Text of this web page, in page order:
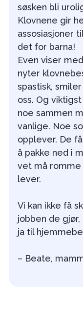
søsken bli
Klovnene gir
assosiasjoner
det for barna!
Even viser
nyter
spastisk,
oss. Og
noe sammen
vanlige. Noe
opplever. De
å pakke ned i
vet må
lever.
Vi kan ikke få
jobben de
ja til
– Beate,